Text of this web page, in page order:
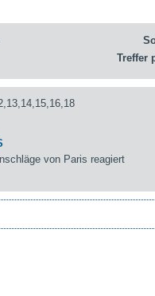
Treffer
von Paris reagiert